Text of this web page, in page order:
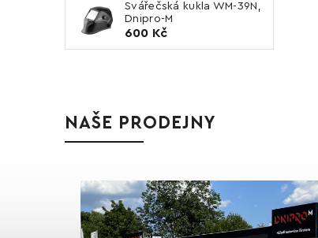
Svářečská kukla WM-39N,
Dnipro-M
600 Kč
NAŠE PRODEJNY